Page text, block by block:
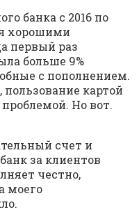
банка с 2016 по
хорошими
первый раз
больше 9%
с пополнением.
картой
Но вот.
счет и
за клиентов
честно,
моего